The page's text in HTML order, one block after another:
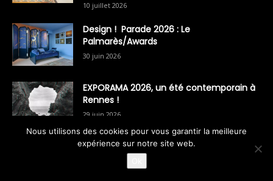
10 juillet 2026
Design ! Parade 2026 : Le
Palmarès/Awards
30 juin 2026
EXPORAMA 2026, un été contemporain à
Rennes !
29 juin 2026
Nous utilisons des cookies pour vous garantir la meilleure
expérience sur notre site web.